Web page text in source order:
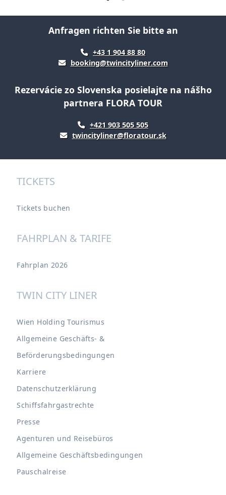
Anfragen richten Sie bitte an
+43 1 904 88 80
booking@twincityliner.com
Rezervácie zo Slovenska posielajte na nášho
partnera FLORA TOUR
+421 903 505 505
twincityliner@floratour.sk
TICKETS
Tickets buchen
FAHRPLAN & TARIFE
Fahrplan 2026
TWIN CITY LINER
Wien Holding Tourismus
Allgemeine Geschäfts- &
Beförderungsbedingungen
Karriere
Datenschutzerklärung
Schiffsfahrgastrechte
Presse
Agenturen und Reisebüros
Allgemeine Geschäftsbedingungen
Pauschalreise